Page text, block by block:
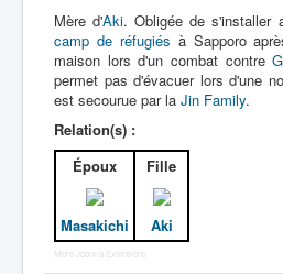
Mère d'Aki. Obligée de s'installer
camp de réfugiés à Sapporo
maison lors d'un combat contre
permet pas d'évacuer lors d'une
est secourue par la Jin Family.
Relation(s) :
Époux
Masakichi
Fille
Aki
More Joomla Extensions